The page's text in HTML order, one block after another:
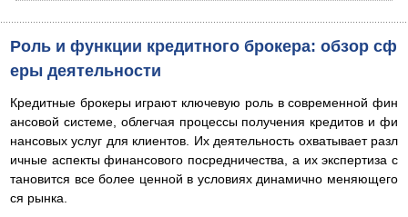
Роль и функции кредитного брокера: обзор сф
еры деятельности
Кредитные брокеры играют ключевую роль в современной фин
ансовой системе, облегчая процессы получения кредитов и фи
нансовых услуг для клиентов. Их деятельность охватывает разл
ичные аспекты финансового посредничества, а их экспертиза с
тановится все более ценной в условиях динамично меняющего
ся рынка.